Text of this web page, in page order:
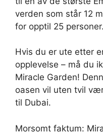
verden som står 12
for opptil 25 personer.
Hvis du er ute etter
opplevelse – må du
Miracle Garden!
oasen vil uten tvil
til Dubai.
Morsomt faktum: